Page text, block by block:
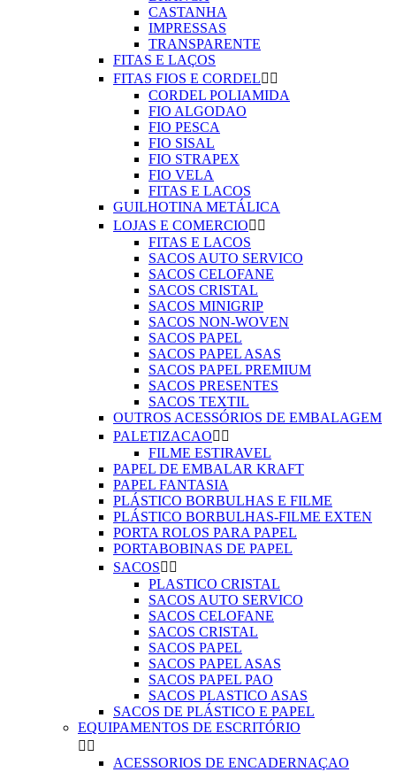
CASTANHA
IMPRESSAS
TRANSPARENTE
FITAS E LAÇOS
FITAS FIOS E CORDEL 
CORDEL POLIAMIDA
FIO ALGODAO
FIO PESCA
FIO SISAL
FIO STRAPEX
FIO VELA
FITAS E LACOS
GUILHOTINA METÁLICA
LOJAS E COMERCIO 
FITAS E LACOS
SACOS AUTO SERVICO
SACOS CELOFANE
SACOS CRISTAL
SACOS MINIGRIP
SACOS NON-WOVEN
SACOS PAPEL
SACOS PAPEL ASAS
SACOS PAPEL PREMIUM
SACOS PRESENTES
SACOS TEXTIL
OUTROS ACESSÓRIOS DE EMBALAGEM
PALETIZACAO 
FILME ESTIRAVEL
PAPEL DE EMBALAR KRAFT
PAPEL FANTASIA
PLÁSTICO BORBULHAS E FILME
PLÁSTICO BORBULHAS-FILME EXTEN
PORTA ROLOS PARA PAPEL
PORTABOBINAS DE PAPEL
SACOS 
PLASTICO CRISTAL
SACOS AUTO SERVICO
SACOS CELOFANE
SACOS CRISTAL
SACOS PAPEL
SACOS PAPEL ASAS
SACOS PAPEL PAO
SACOS PLASTICO ASAS
SACOS DE PLÁSTICO E PAPEL
EQUIPAMENTOS DE ESCRITÓRIO
 
ACESSORIOS DE ENCADERNAÇAO